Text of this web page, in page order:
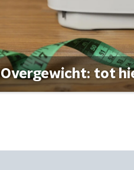
Overgewicht: tot